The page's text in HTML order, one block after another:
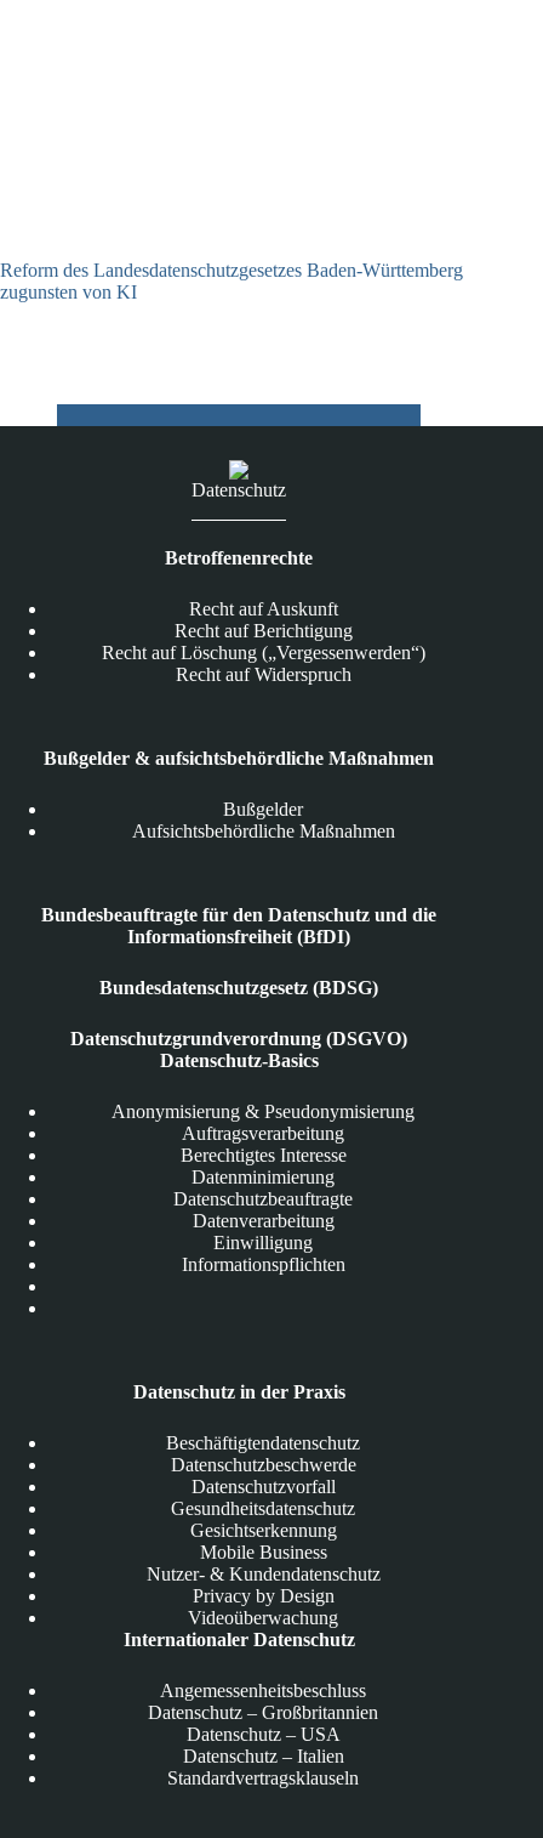
Reform des Landesdatenschutzgesetzes Baden-Württemberg
zugunsten von KI
Datenschutz
Betroffenenrechte
Recht auf Auskunft
Recht auf Berichtigung
Recht auf Löschung („Vergessenwerden“)
Recht auf Widerspruch
Bußgelder & aufsichtsbehördliche Maßnahmen
Bußgelder
Aufsichtsbehördliche Maßnahmen
Bundesbeauftragte für den Datenschutz und die
Informationsfreiheit (BfDI)
Bundesdatenschutzgesetz (BDSG)
Datenschutzgrundverordnung (DSGVO)
Datenschutz-Basics
Anonymisierung & Pseudonymisierung
Auftragsverarbeitung
Berechtigtes Interesse
Datenminimierung
Datenschutzbeauftragte
Datenverarbeitung
Einwilligung
Informationspflichten
Datenschutz in der Praxis
Beschäftigtendatenschutz
Datenschutzbeschwerde
Datenschutzvorfall
Gesundheitsdatenschutz
Gesichtserkennung
Mobile Business
Nutzer- & Kundendatenschutz
Privacy by Design
Videoüberwachung
Internationaler Datenschutz
Angemessenheitsbeschluss
Datenschutz – Großbritannien
Datenschutz – USA
Datenschutz – Italien
Standardvertragsklauseln